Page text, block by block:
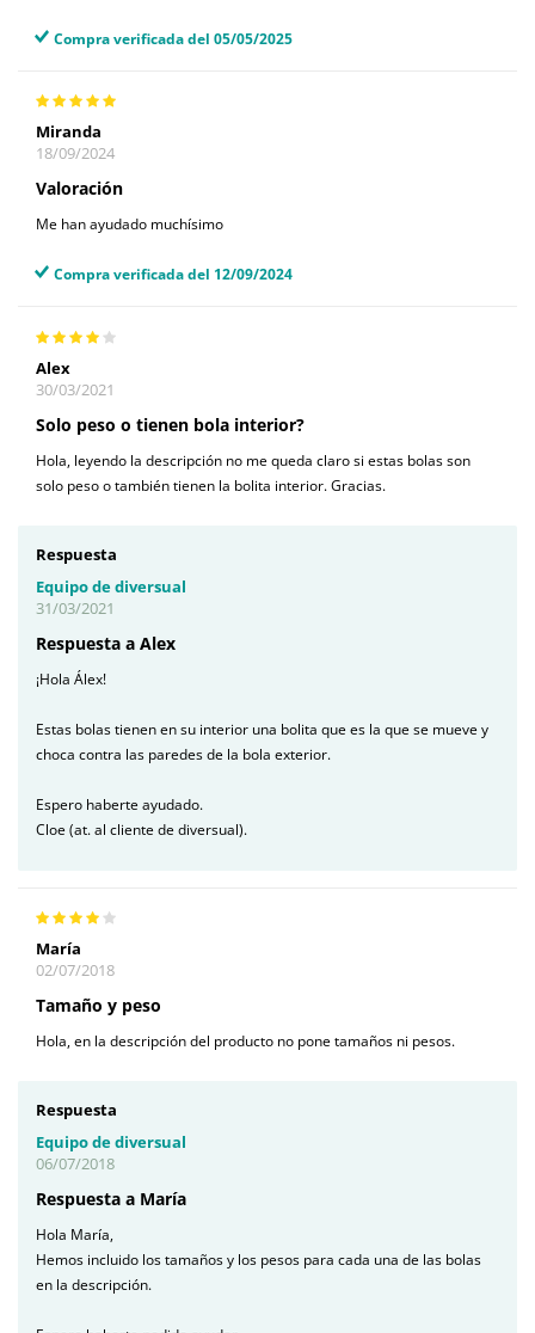
Compra verificada del 05/05/2025
Miranda
18/09/2024
Valoración
Me han ayudado muchísimo
Compra verificada del 12/09/2024
Alex
30/03/2021
Solo peso o tienen bola interior?
Hola, leyendo la descripción no me queda claro si estas bolas son
solo peso o también tienen la bolita interior. Gracias.
Respuesta
Equipo de diversual
31/03/2021
Respuesta a Alex
¡Hola Álex!
Estas bolas tienen en su interior una bolita que es la que se mueve y
choca contra las paredes de la bola exterior.
Espero haberte ayudado.
Cloe (at. al cliente de diversual).
María
02/07/2018
Tamaño y peso
Hola, en la descripción del producto no pone tamaños ni pesos.
Respuesta
Equipo de diversual
06/07/2018
Respuesta a María
Hola María,
Hemos incluido los tamaños y los pesos para cada una de las bolas
en la descripción.